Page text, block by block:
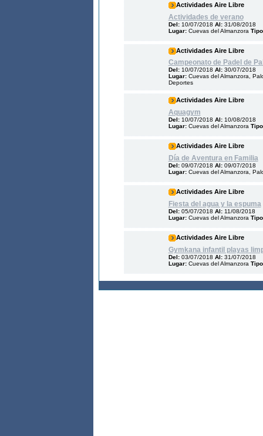
Actividades Aire Libre
Actividades de verano
Del: 10/07/2018 Al: 31/08/2018
Lugar: Cuevas del Almanzora
Actividades Aire Libre
Campeonato de Padel de
Del: 10/07/2018 Al: 30/07/2018
Lugar: Cuevas del Almanzora,
Deportes
Actividades Aire Libre
Aquagym
Del: 10/07/2018 Al: 10/08/2018
Lugar: Cuevas del Almanzora
Actividades Aire Libre
Día de Aventura en Familia
Del: 09/07/2018 Al: 09/07/2018
Lugar: Cuevas del Almanzora,
Actividades Aire Libre
Fiesta del agua y la espuma
Del: 05/07/2018 Al: 11/08/2018
Lugar: Cuevas del Almanzora
Actividades Aire Libre
Gymkana infantil playas
Del: 03/07/2018 Al: 31/07/2018
Lugar: Cuevas del Almanzora